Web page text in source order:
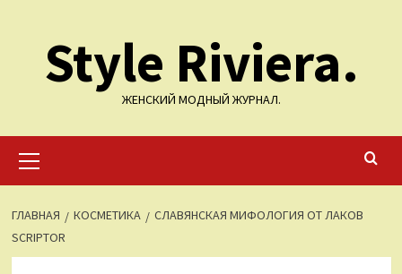
содержимомуStyle Riviera.
ЖЕНСКИЙ МОДНЫЙ ЖУРНАЛ.
меню
ГЛАВНАЯ КОСМЕТИКА
СЛАВЯНСКАЯ МИФОЛОГИЯ ОТ ЛАКОВ
SCRIPTOR